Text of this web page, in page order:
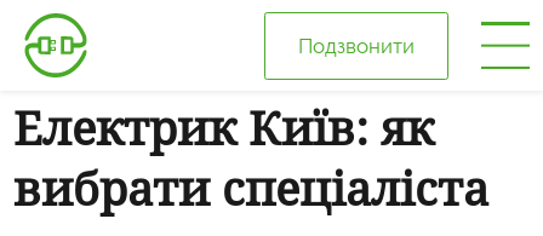
Подзвонити
Головна
Про нас
Електрик Київ: як
вибрати спеціаліста